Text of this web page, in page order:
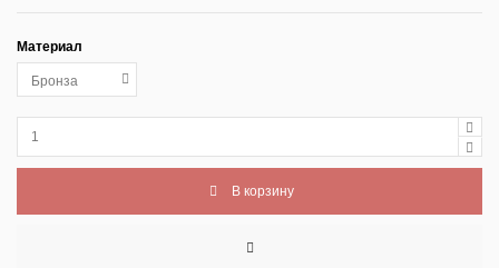
Материал
В корзину